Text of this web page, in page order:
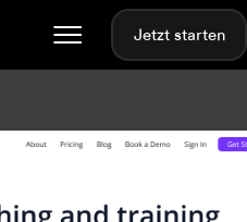
Jetzt starten